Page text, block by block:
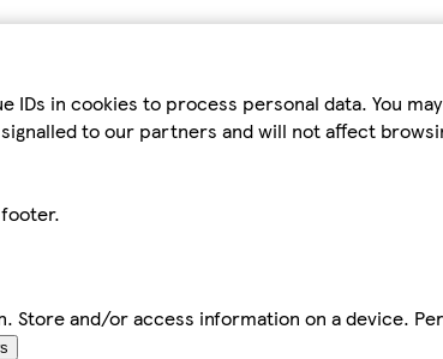
in cookies to process personal data. You
to our partners and will not affect
and/or access information on a device.